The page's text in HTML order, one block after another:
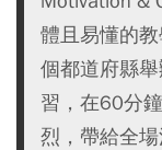
體且易懂的
個都道府縣
習，在60分
烈，帶給全場